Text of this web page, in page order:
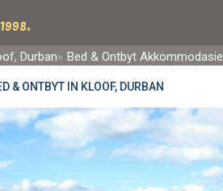
Durban Bed & Ontbyt Akkommodasie
& ONTBYT IN KLOOF, DURBAN